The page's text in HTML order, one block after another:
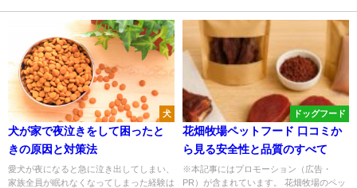
犬
犬が家で夜泣きをして困ったと
きの原因と対策法
愛犬が夜になると急に泣き出してしまい、
家族全員が眠れなくなってしまった経験は
ドッグフード
花畑牧場ペットフード 口コミか
ら見る安全性と品質のすべて
※本記事にはプロモーション（広告・
PR）が含まれています。 花畑牧場のペッ